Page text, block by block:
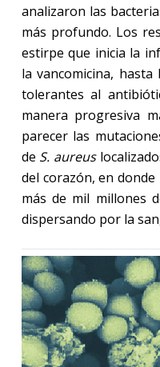
analizaron las
más profundo. Los
estirpe que inicia la
la vancomicina,
tolerantes al
manera progresiva
parecer las
de S. aureus
del corazón, en
más de mil millones
dispersando por la